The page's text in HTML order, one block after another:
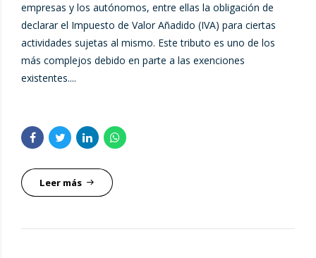
empresas y los autónomos, entre ellas la obligación de
declarar el Impuesto de Valor Añadido (IVA) para ciertas
actividades sujetas al mismo. Este tributo es uno de los
más complejos debido en parte a las exenciones
existentes....
Leer más